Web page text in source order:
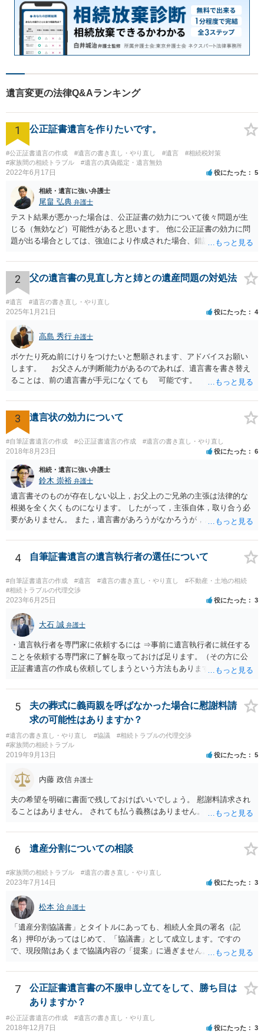
遺言変更の法律Q&Aランキング
1 公正証書遺言を作りたいです。
#公正証書遺言の作成 #遺言の書き直し・やり直し #遺言
#相続税対策
#家族間の相続トラブル
#遺言の真偽鑑定・遺言無効
2022年6月17日 役にたった 5
相続・遺言に強い弁護士
尾畠 弘典 弁護士
テスト結果が悪かった場合は、公正証書の効力について後々問題が生
じる（無効など）可能性があると思います。 他に公正証書の効力に問
題が出る場合としては、強迫により作成された場合、錯誤（勘違い）
すが、弁護士に作成を依頼する場合は、１０～数十万円程度になるケ
ースが多いと思います。 報酬体系は、弁護士ごとに異なりますので一
律の基準はありません。
2 父の遺言書の見直し方と姉との遺産問題の対処法
#遺言 #遺言の書き直し・やり直し
2025年1月21日 役にたった 4
高島 秀行 弁護士
ボケたり死ぬ前にけりをつけたいと懇願されます、アドバイスお願い
します。 お父さんが判断能力があるのであれば、遺言書を書き替え
ることは、前の遺言書が手元になくても 可能です。 将来遺言の効
してもらって 診断書を取得して、公証役場へ行って公正証書遺言を
作成するのがよいと思います。 将来争われることが見込まれること
から、弁護士に依頼して手続きを進めた方がよいと思います。
3 遺言状の効力について
#自筆証書遺言の作成 #公正証書遺言の作成 #遺言の書き直し・やり直し
2018年8月23日 役にたった 6
相続・遺言に強い弁護士
鈴木 崇裕 弁護士
遺言書そのものが存在しない以上，お父上のご兄弟の主張は法律的な
根拠を全く欠くものになります。 したがって，主張自体，取り合う必
要がありません。 また，遺言書があろうがなかろうが，お父上のご兄
ご回答にもありますが， 代理人弁護士をたてて，その弁護士から相手
方に対して， ・相続に関する主張は法的根拠がなく，一切応じないこ
と ・今後一切の連絡をしてこないでほしいこと ・連絡を継続してくる
ようであれば警察への通報や法的措置も辞さないこと などを記載した
書面を発送してもらうことがよろしいように思います。
4 自筆証書遺言の遺言執行者の選任について
#自筆証書遺言の作成 #遺言 #遺言の書き直し・やり直し
#不動産・土地の相続
#相続トラブルの代理交渉
2023年6月25日 役にたった 3
大石 誠 弁護士
・遺言執行者を専門家に依頼するには ⇒事前に遺言執行者に就任する
ことを依頼する専門家に了解を取っておけば足ります。（その方に公
正証書遺言の作成も依頼してしまうという方法もあります） 事前に了
ません。 遺言執行者に就任し、遺言執行が完了したときの報酬だけ、
弁護士費用としてかかります。 ・亡くなった際に、法務局に預けた自
筆証書遺言の存在を親族がなかったものにされる可能性 ⇒自筆の遺言
書を法務局に保管した場合、死亡後、法務局に遺言書の有無を照会す
ることになりますので、「法務局に預けた自筆証書遺言の存在を親族
がなかったもの」にすることはできません。 存在をなかったものにす
がありえますが、その予防方法は、遺言者と面談してみないと判断が
難しいです。
5
夫の葬式に義両親を呼ばなかった場合に慰謝料請
求の可能性はありますか？
#遺言の書き直し・やり直し #協議
#相続トラブルの代理交渉
#家族間の相続トラブル
2019年9月13日 役にたった 5
内藤 政信 弁護士
夫の希望を明確に書面で残しておけばいいでしょう。 慰謝料請求され
ることはありません。 されても払う義務はありません。
6 遺産分割についての相談
#家族間の相続トラブル #遺言の書き直し・やり直し
2023年7月14日 役にたった 3
松本 治 弁護士
「遺産分割協議書」とタイトルにあっても、相続人全員の署名（記
名）押印があってはじめて、「協議書」として成立します。ですの
で、現段階はあくまで協議内容の「提案」に過ぎません。 納得がいか
成立となります。その場合、成立させたい相続人が、家庭裁判所に遺
産分割調停を申し立てなければなりません。 なお、弁護士の送付状
は、通常、相続人全員分の（本件であれば４通の）「遺産分割協議
書」を作成するところ、１通だけの作成にとどめる理由が書かれてい
るものです。
7
公正証書遺言書の不服申し立てをして、勝ち目は
ありますか？
#公正証書遺言の作成 #遺言の書き直し・やり直し
2018年12月7日 役にたった 3